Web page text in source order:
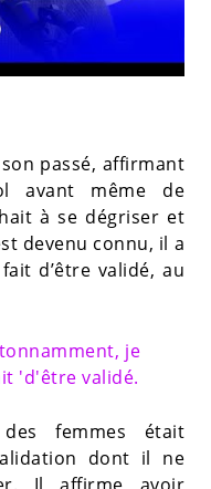
passé, affirmant
avant même de
à se dégriser et
devenu connu, il a
d’être validé, au
je
'd'être validé.
femmes était
dont il ne